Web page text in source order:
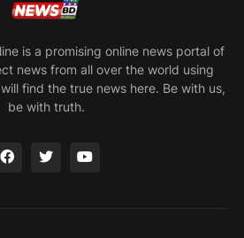
is a promising online news portal of
news from all over the world using
find the true news here. Be with us,
be with truth.